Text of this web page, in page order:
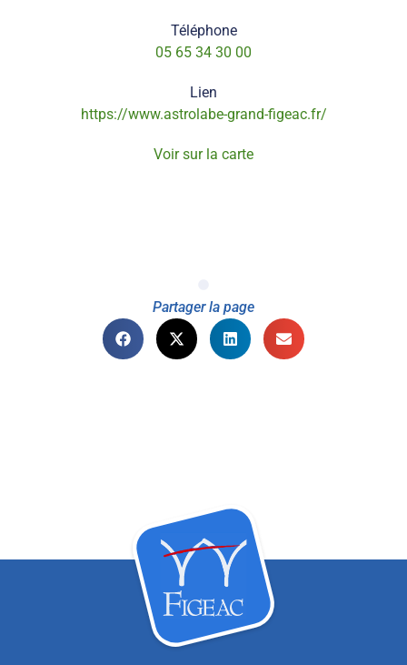
Téléphone
05 65 34 30 00
Lien
https://www.astrolabe-grand-figeac.fr/
Voir sur la carte
Partager la page